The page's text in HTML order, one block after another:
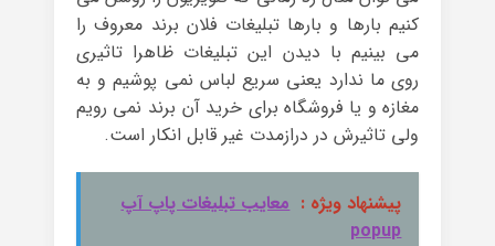
کنیم بارها و بارها تبلیغات فلان برند معروف را
می بینیم با دیدن این تبلیغات ظاهرا تاثیری
روی ما ندارد یعنی سریع لباس نمی پوشیم و به
مغازه و یا فروشگاه برای خرید آن برند نمی رویم
ولی تاثیرش در درازمدت غیر قابل انکار است.
پیشنهاد ویژه : معایب تبلیغات پاپ آپ
popup